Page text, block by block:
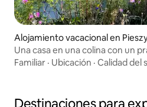
Alojamiento vacacional en
Una casa en una colina con un
Familiar · Ubicación · Calidad del